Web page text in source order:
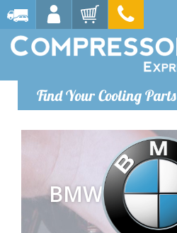
Find Your Cooling Parts
BMW